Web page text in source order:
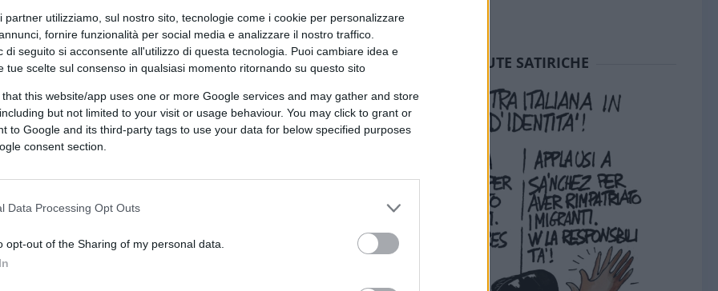
partner utilizziamo, sul nostro sito, tecnologie come i cookie per personalizzare
fornire funzionalità per social media e analizzare il nostro traffico.
di seguito si acconsente all'utilizzo di questa tecnologia. Puoi cambiare idea e
tue scelte sul consenso in qualsiasi momento ritornando su questo sito
that this website/app uses one or more Google services and may gather and store
but not limited to your visit or usage behaviour. You may click to grant or
to Google and its third-party tags to use your data for below specified purposes
consent section.
Data Processing Opt Outs
opt-out of the Sharing of my personal data.
un’istituzione, facciamo quello che
Bancaria Italiana) pone l’accento
in una video-intervista concessaci in
qualche tensione in alcune filiali di
mancanza di chiarezza comunicativa su
Ci riferiamo in particolare ai 25
Iva all’interno delDecreto Liquidità.
sarà semplice gestire tutte le pratiche
SEDUTE SATIRICHE